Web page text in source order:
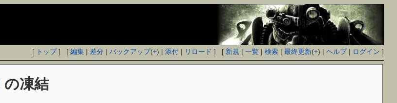
[ トップ] [編集 | 差分 |バックアップ(+) |添付 | リロード ] [ 新規 |一覧 |検索 |最終更新(+) |ヘルプ| ログイン ]
の凍結